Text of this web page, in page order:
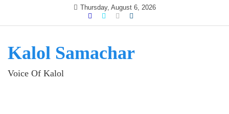
Thursday, August 6, 2026
Kalol Samachar
Voice Of Kalol